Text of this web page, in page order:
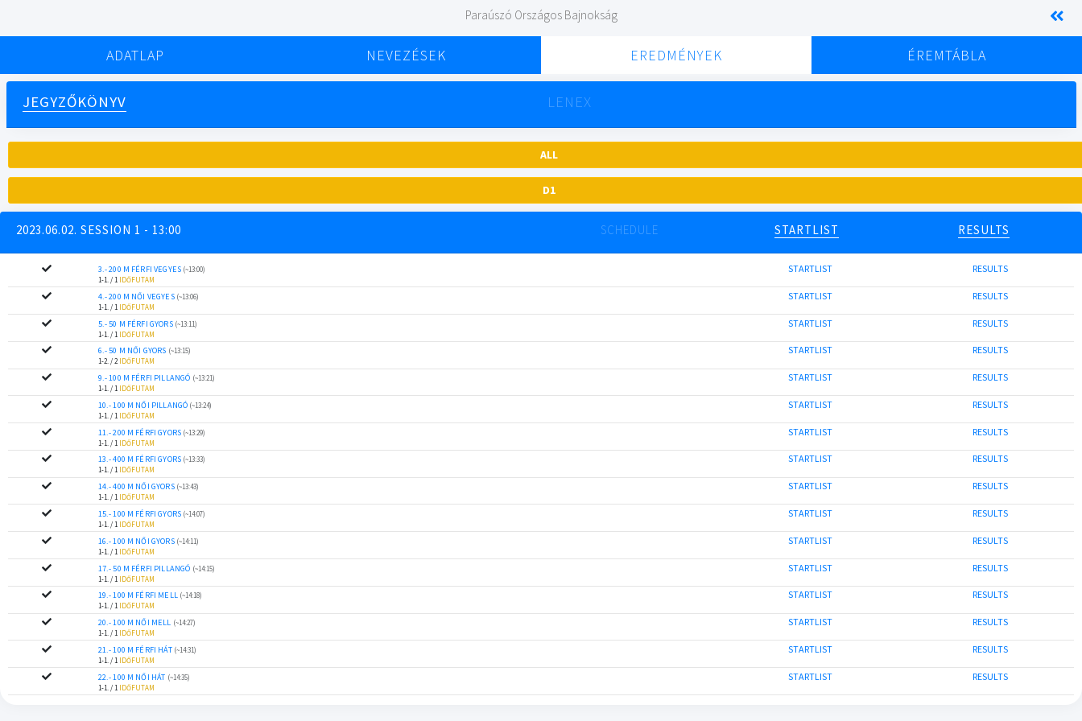
Paraúszó Országos Bajnokság
ADATLAP NEVEZÉSEK EREDMÉNYEK ÉREMTÁBLA
JEGYZŐKÖNYV LENEX
ALL
D1
2023.06.02. SESSION 1 - 13:00 SCHEDULE STARTLIST RESULTS
3.- 200 M FÉRFI VEGYES (~13:00)
1-1. / 1 IDŐFUTAM
STARTLIST RESULTS
4.- 200 M NŐI VEGYES (~13:06)
1-1. / 1 IDŐFUTAM
STARTLIST RESULTS
5.- 50 M FÉRFI GYORS (~13:11)
1-1. / 1 IDŐFUTAM
STARTLIST RESULTS
6.- 50 M NŐI GYORS (~13:15)
1-2. / 2IDŐFUTAM
STARTLIST RESULTS
9.- 100 M FÉRFI PILLANGÓ (~13:21)
1-1. / 1 IDŐFUTAM
STARTLIST RESULTS
10.- 100 M NŐI PILLANGÓ (~13:24)
1-1. / 1 IDŐFUTAM
STARTLIST RESULTS
11.- 200 M FÉRFI GYORS (~13:29)
1-1. / 1 IDŐFUTAM
STARTLIST RESULTS
13.- 400 M FÉRFI GYORS (~13:33)
1-1. / 1
IDŐFUTAM
STARTLIST RESULTS
14.- 400 M NŐI GYORS (~13:43)
1-1. / 1 IDŐFUTAM
STARTLIST RESULTS
15.- 100 M FÉRFI GYORS (~14:07)
1-1. / 1 IDŐFUTAM
STARTLIST RESULTS
16.- 100 M NŐI GYORS (~14:11)
1-1. / 1 IDŐFUTAM
STARTLIST RESULTS
17.- 50 M FÉRFI PILLANGÓ (~14:15)
1-1. / 1 IDŐFUTAM
STARTLIST RESULTS
19.- 100 M FÉRFI MELL (~14:18)
1-1. / 1
IDŐFUTAM
STARTLIST RESULTS
20.- 100 M NŐI MELL (~14:27)
1-1. / 1 IDŐFUTAM
STARTLIST RESULTS
21.- 100 M FÉRFI HÁT (~14:31)
1-1. / 1 IDŐFUTAM
STARTLIST RESULTS
22.- 100 M NŐI HÁT (~14:35)
1-1. / 1 IDŐFUTAM
STARTLIST RESULTS